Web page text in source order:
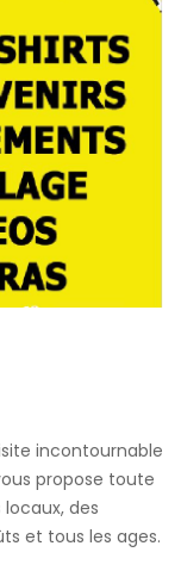
visite incontournable
propose toute
des
et tous les ages.